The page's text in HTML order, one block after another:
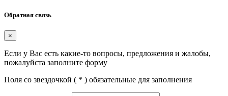
Обратная связь
×
Если у Вас есть какие-то вопросы, предложения и жалобы,
пожалуйста заполните форму
Поля со звездочкой ( * ) обязательные для заполнения